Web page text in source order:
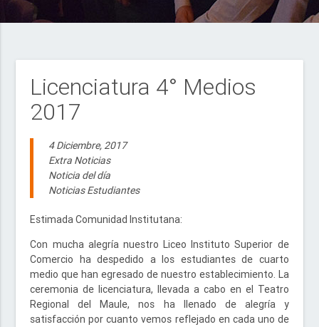
Licenciatura 4° Medios
2017
4 Diciembre, 2017
Extra Noticias
Noticia del día
Noticias Estudiantes
Estimada Comunidad Institutana:
Con mucha alegría nuestro Liceo Instituto Superior de
Comercio ha despedido a los estudiantes de cuarto
medio que han egresado de nuestro establecimiento. La
ceremonia de licenciatura, llevada a cabo en el Teatro
Regional del Maule, nos ha llenado de alegría y
satisfacción por cuanto vemos reflejado en cada uno de